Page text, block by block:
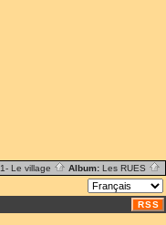
1- Le village Album: Les RUES
RSS